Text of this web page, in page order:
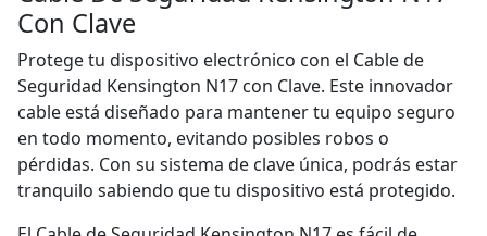
Con Clave
Protege tu dispositivo electrónico con el Cable de
Seguridad Kensington N17 con Clave. Este innovador
cable está diseñado para mantener tu equipo seguro
en todo momento, evitando posibles robos o
pérdidas. Con su sistema de clave única, podrás estar
tranquilo sabiendo que tu dispositivo está protegido.